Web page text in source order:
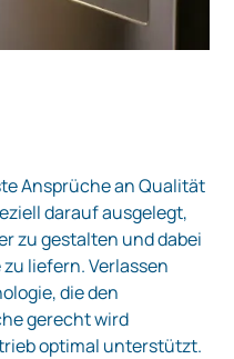
Ansprüche an Qualität
darauf ausgelegt,
zu gestalten und dabei
liefern. Verlassen
die den
gerecht wird
optimal unterstützt.